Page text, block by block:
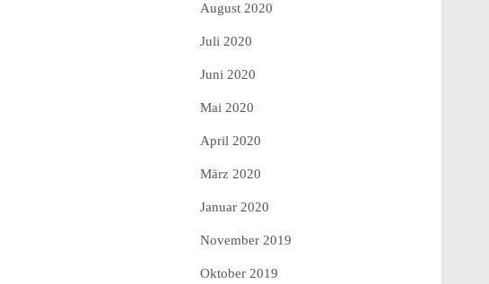
August 2020
Juli 2020
Juni 2020
Mai 2020
April 2020
März 2020
Januar 2020
November 2019
Oktober 2019